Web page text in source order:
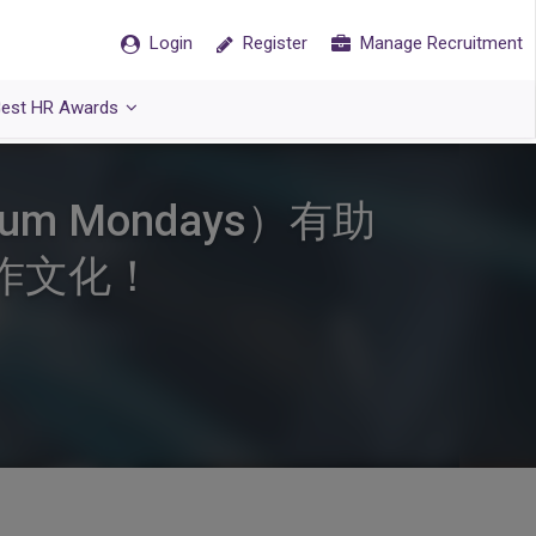
Login Register Manage Recruitment
HR Awards
Mondays）有助
化！